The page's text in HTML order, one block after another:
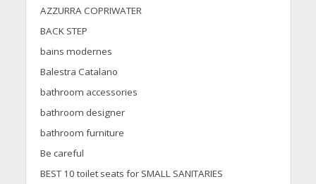
AZZURRA COPRIWATER
BACK STEP
bains modernes
Balestra Catalano
bathroom accessories
bathroom designer
bathroom furniture
Be careful
BEST 10 toilet seats for SMALL SANITARIES